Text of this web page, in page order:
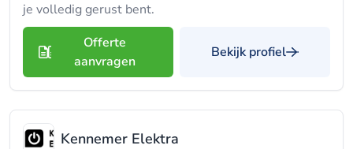
je volledig gerust bent.
Offerte
aanvragen
Bekijk profiel
Kennemer Elektra